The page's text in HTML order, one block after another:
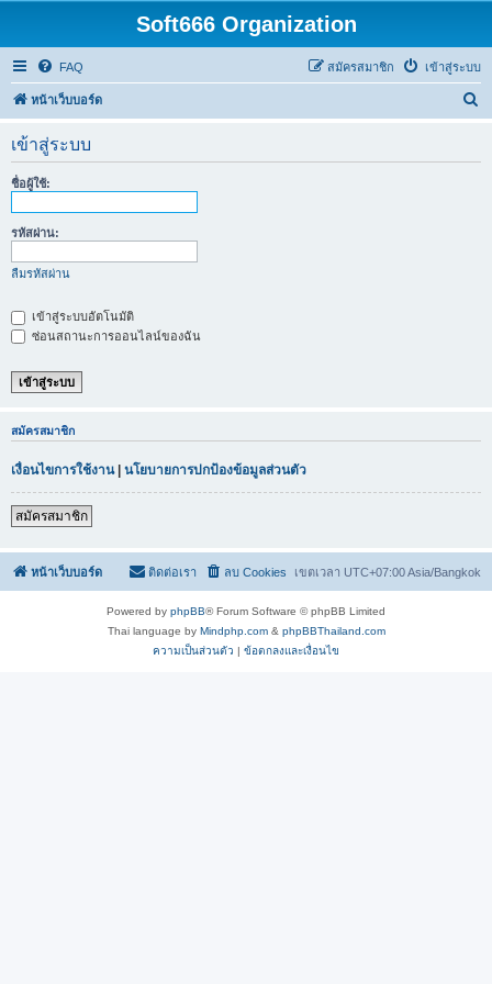
Soft666 Organization
FAQ เข้าสู่ระบบ
สมัครสมาชิก
หน้าเว็บบอร์ด
เข้าสู่ระบบ
ชื่อผู้ใช้:
รหัสผ่าน:
ลืมรหัสผ่าน
เข้าสู่ระบบอัตโนมัติ
ซ่อนสถานะการออนไลน์ของฉัน
สมัครสมาชิก
เงื่อนไขการใช้งาน| นโยบายการปกป้องข้อมูลส่วนตัว
สมัครสมาชิก
หน้าเว็บบอร์ด เขตเวลา UTC+07:00 Asia/Bangkok
ลบ Cookies
ติดต่อเรา
Powered by phpBB® Forum Software © phpBB Limited
Thai language by Mindphp.com& phpBBThailand.com
ความเป็นส่วนตัว | ข้อตกลงและเงื่อนไข